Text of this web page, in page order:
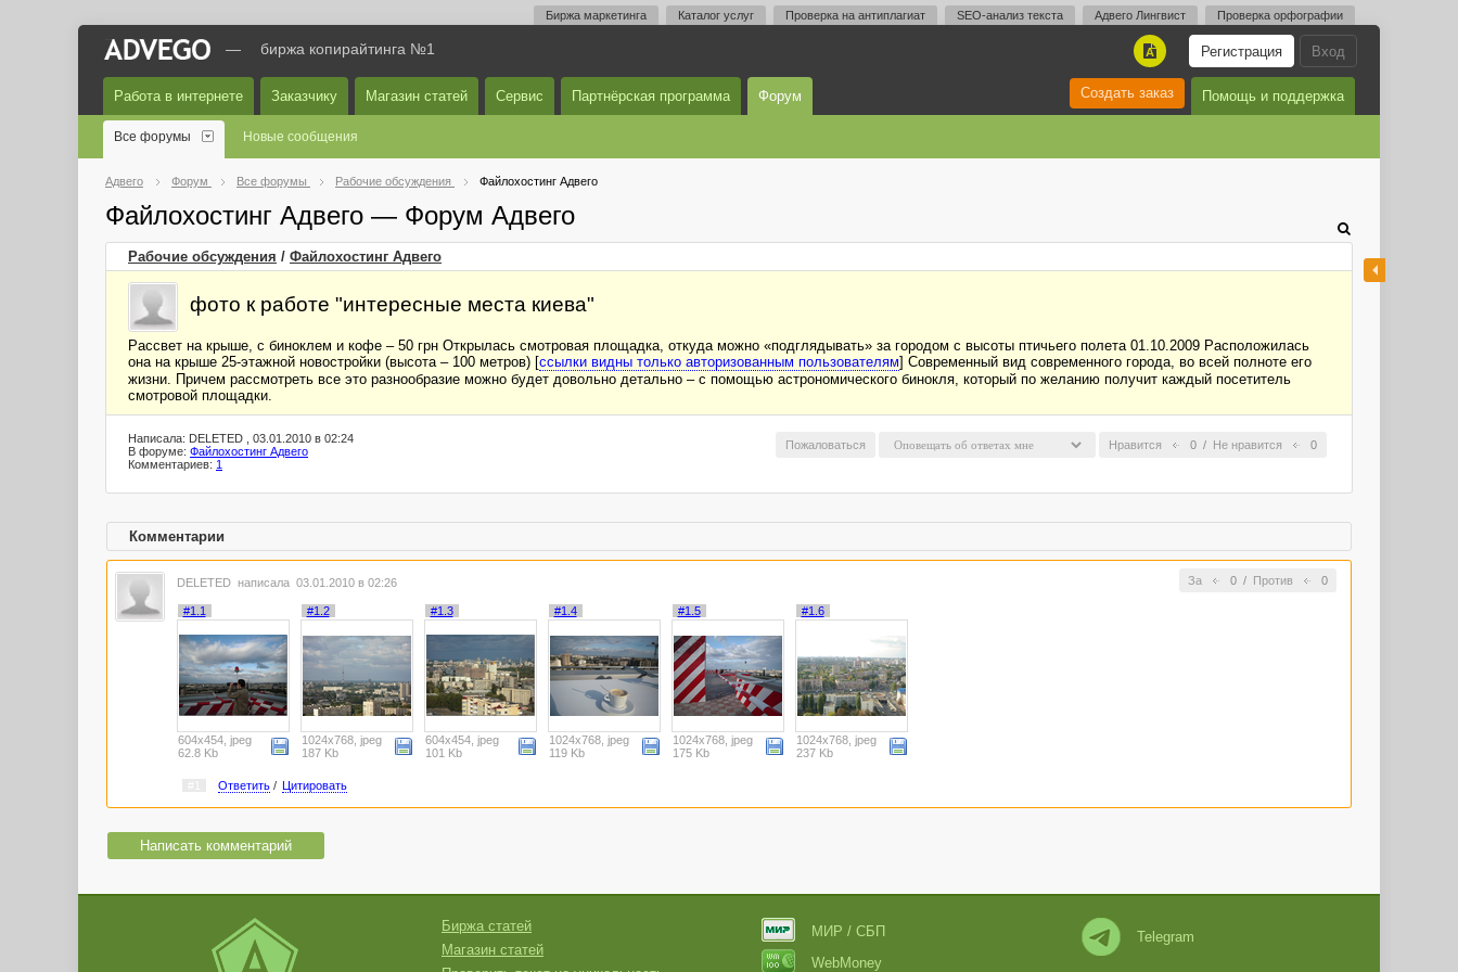
Биржа маркетинга Каталог услуг Проверка на антиплагиат SEO-анализ текста Адвего Лингвист Проверка орфографии
Вход
Регистрация
A
— биржа копирайтинга №1
Работа в интернете Заказчику Магазин статей Сервис Партнёрская программа Форум Помощь и поддержка
Создать заказ
Все форумы Новые сообщения
Адвего Форум Все форумы Рабочие обсуждения Файлохостинг Адвего
Файлохостинг Адвего — Форум Адвего
Рабочие обсуждения / Файлохостинг Адвего
фото к работе "интересные места киева"
Рассвет на крыше, с биноклем и кофе – 50 грн Открылась смотровая площадка, откуда можно «подглядывать» за городом с высоты птичьего полета 01.10.2009 Расположилась
она на крыше 25-этажной новостройки (высота – 100 метров) [ссылки видны только авторизованным пользователям] Современный вид современного города, во всей полноте его
жизни. Причем рассмотреть все это разнообразие можно будет довольно детально – с помощью астрономического бинокля, который по желанию получит каждый посетитель
смотровой площадки.
Нравится 0 / Не нравится 0
Пожаловаться
Написала: DELETED , 03.01.2010 в 02:24
В форуме: Файлохостинг Адвего
Комментариев: 1
Комментарии
За 0/ Против 0
DELETED написала 03.01.2010 в 02:26
#1.1
604x454, jpeg
62.8 Kb
#1.2
1024x768, jpeg
187 Kb
#1.3
604x454, jpeg
101 Kb
#1.4
1024x768, jpeg
119 Kb
#1.5
1024x768, jpeg
175 Kb
#1.6
1024x768, jpeg
237 Kb
Ответить/ Цитировать
Написать комментарий
Биржа статей
Магазин статей
МИР / СБП
WebMoney
Telegram